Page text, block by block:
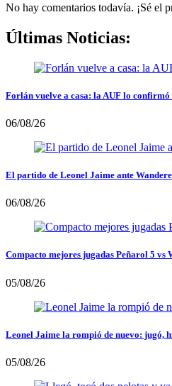
No hay comentarios todavía. ¡Sé el
Últimas Noticias:
Forlán vuelve a casa: la AUF lo
06/08/26
El partido de Leonel Jaime ante
06/08/26
Compacto mejores jugadas Peñarol 5
05/08/26
Leonel Jaime la rompió de nuevo: jugó,
05/08/26